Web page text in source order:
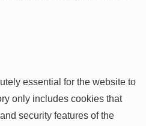
essential for the website to
only includes cookies that
security features of the